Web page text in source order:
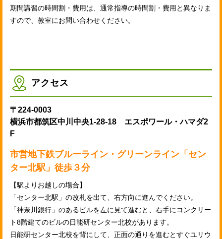
期間講習の時間割・費用は、通常指導の時間割・費用と異なりま
すので、教室にお問い合わせください。
アクセス
〒224-0003
横浜市都筑区中川中央1-28-18 エスポワール・ハマダ2
F
市営地下鉄ブルーライン・グリーンライン「セン
ター北駅」徒歩３分
【駅よりお越しの場合】
「センター北駅」の改札を出て、右方向に進んでください。
「神奈川銀行」のあるビルを左に見て進むと、右手にコンクリー
ト8階建てのビルの日能研センター北校があります。
日能研センター北校を背にして、正面の通りを進むとすぐユリウ